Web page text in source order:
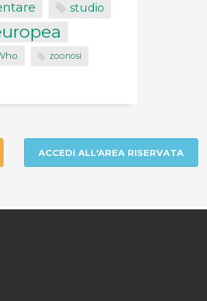
studio
zoonosi
ACCEDI ALL'AREA RISERVATA